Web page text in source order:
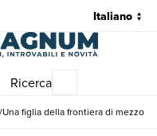
Ricerca
Una figlia della frontiera di mezzo